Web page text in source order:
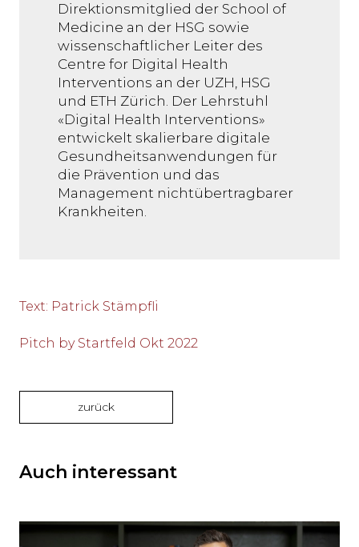
Direktionsmitglied der School of
Medicine an der HSG sowie
wissenschaftlicher Leiter des
Centre for Digital Health
Interventions an der UZH, HSG
und ETH Zürich. Der Lehrstuhl
«Digital Health Interventions»
entwickelt skalierbare digitale
Gesundheitsanwendungen für
die Prävention und das
Management nichtübertragbarer
Krankheiten.
Text: Patrick Stämpfli
Pitch by Startfeld Okt 2022
zurück
Auch interessant